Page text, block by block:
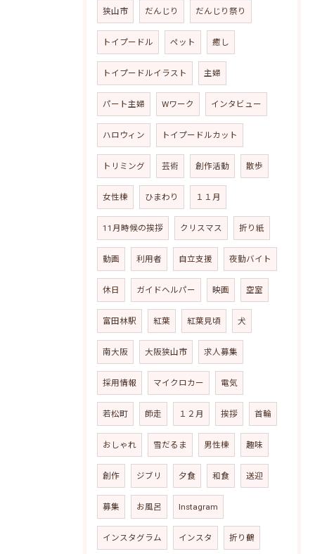
狭山市 だんじり だんじり祭り
トイプードル ペット 癒し
トイプードルイラスト 主婦
パート主婦 Wワーク インタビュー
ハロウィン トイプードルカット
トリミング 芸術 創作活動 散歩
女性棟 ひまわり １１月
11月時候の挨拶 クリスマス 折り紙
動画 利用者 自立支援 夜勤バイト
休日 ガイドヘルパー 映画 空室
富田林駅 紅葉 紅葉見頃 犬
南大阪 大阪狭山市 求人募集
採用情報 マイクロカー 電気
若松町 師走 １２月 挨拶 首輪
おしゃれ 雪だるま 男性棟 趣味
創作 ジブリ 夕食 和食 送迎
募集 お風呂 Instagram
インスタグラム インスタ 折り鶴